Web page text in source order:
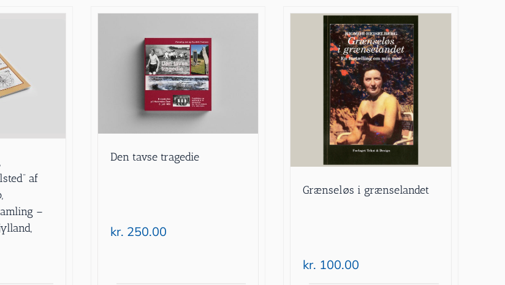
af
–
Den tavse tragedie
kr. 250.00
Grænseløs i grænselandet
kr. 100.00